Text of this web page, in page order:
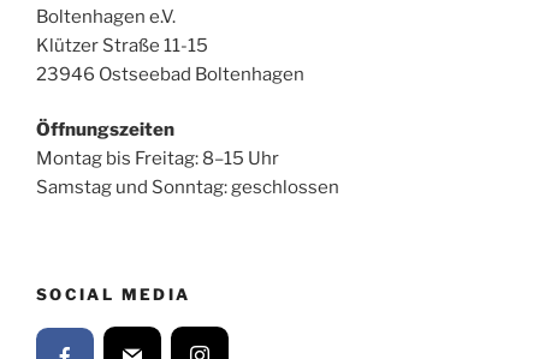
Boltenhagen e.V.
Klützer Straße 11-15
23946 Ostseebad Boltenhagen
Öffnungszeiten
Montag bis Freitag: 8–15 Uhr
Samstag und Sonntag: geschlossen
SOCIAL MEDIA